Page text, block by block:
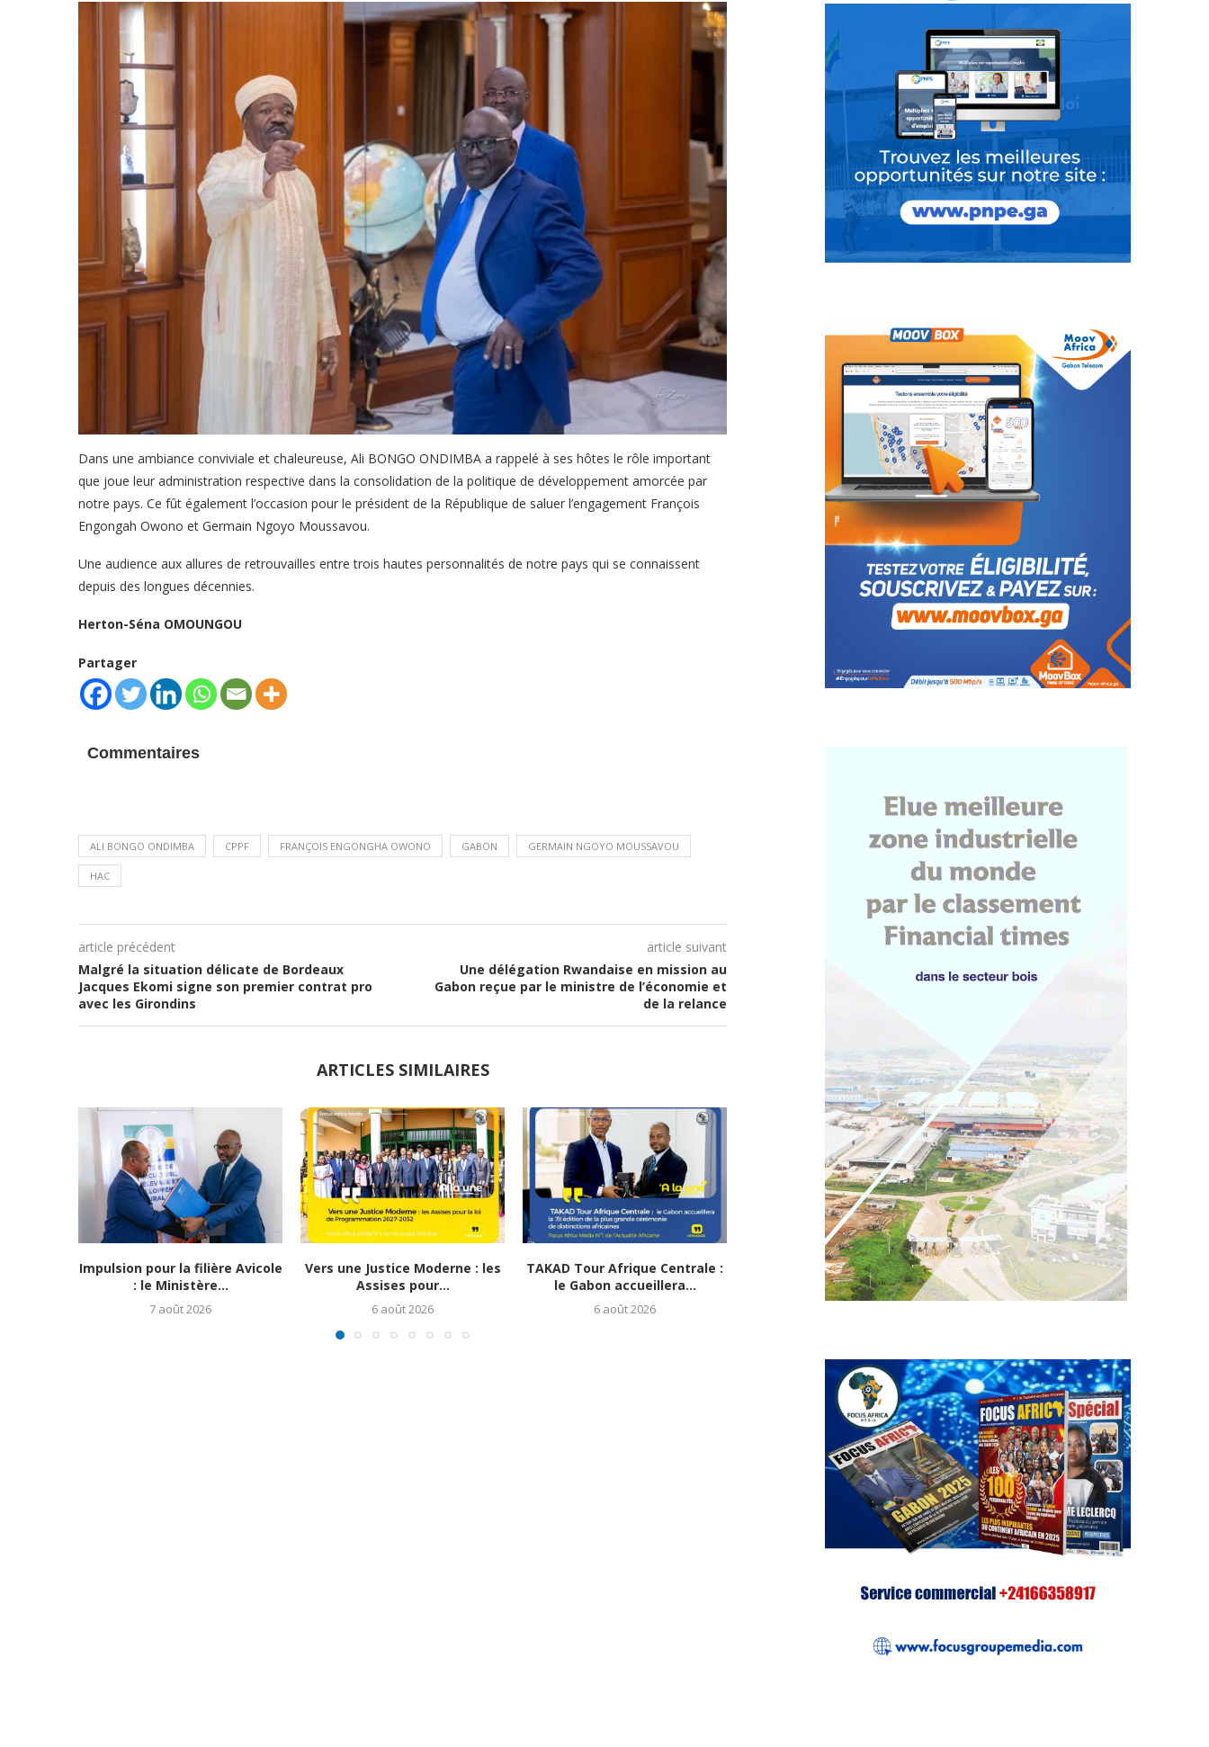
Dans une ambiance conviviale et chaleureuse, Ali BONGO ONDIMBA a rappelé à ses hôtes le rôle important
que joue leur administration respective dans la consolidation de la politique de développement amorcée par
notre pays. Ce fût également l’occasion pour le président de la République de saluer l’engagement François
Engongah Owono et Germain Ngoyo Moussavou.
Une audience aux allures de retrouvailles entre trois hautes personnalités de notre pays qui se connaissent
depuis des longues décennies.
Herton-Séna OMOUNGOU
Partager
Commentaires
ALI BONGO ONDIMBA CPPF FRANÇOIS ENGONGHA OWONO GABON GERMAIN NGOYO MOUSSAVOU
HAC
article précédent
Malgré la situation délicate de Bordeaux
Jacques Ekomi signe son premier contrat pro
avec les Girondins
article suivant
Une délégation Rwandaise en mission au
Gabon reçue par le ministre de l’économie et
de la relance
ARTICLES SIMILAIRES
Impulsion pour la filière Avicole
: le Ministère...
7 août 2026
Vers une Justice Moderne : les
Assises pour...
6 août 2026
TAKAD Tour Afrique Centrale :
le Gabon accueillera...
6 août 2026
Avancée significative des
Travaux de ferraillage sur le...
L’Élan d’une Nation : Regard de
Mahamadou Bonkoungou...